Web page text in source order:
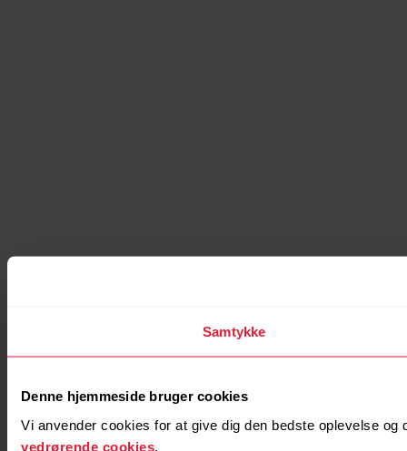
Samtykke
Denne hjemmeside bruger cookies
Vi anvender cookies for at give dig den bedste oplevelse
vedrørende cookies